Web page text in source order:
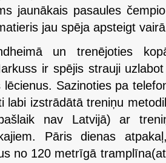
jaunākais pasaules
jau spēja apsteigt
un trenējoties
ir spējis strauji
lēcienus. Sazinoties pa
labi izstrādātā treniņu
nav Latvijā) ar
Pāris dienas
no 120 metrīgā